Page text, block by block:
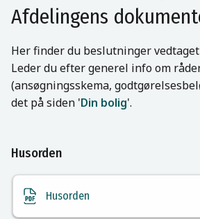
Afdelingens
Her finder du beslutninger
Leder du efter generel info om
(ansøgningsskema,
det på siden 'Din bolig'.
Husorden
Husorden